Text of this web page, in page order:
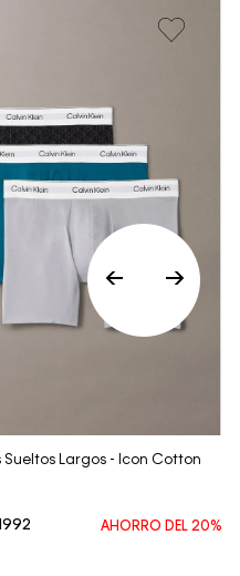
Sueltos Largos - Icon Cotton
1992 AHORRO DEL 20%